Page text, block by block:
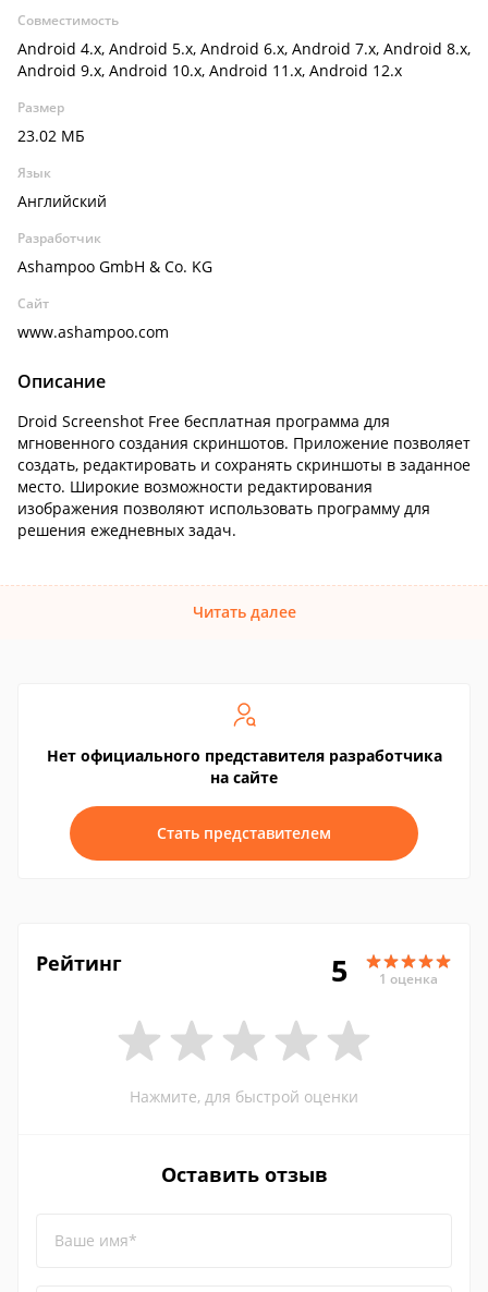
Совместимость
Android 4.x, Android 5.x, Android 6.x, Android 7.x, Android 8.x,
Android 9.x, Android 10.x, Android 11.x, Android 12.x
Размер
23.02 МБ
Язык
Английский
Разработчик
Ashampoo GmbH & Co. KG
Сайт
www.ashampoo.com
Описание
Droid Screenshot Free бесплатная программа для
мгновенного создания скриншотов. Приложение позволяет
создать, редактировать и сохранять скриншоты в заданное
место. Широкие возможности редактирования
изображения позволяют использовать программу для
решения ежедневных задач.
Читать далее
Нет официального представителя разработчика
на сайте
Стать представителем
Рейтинг 5 1 оценка
Нажмите, для быстрой оценки
Оставить отзыв
Ваше имя*